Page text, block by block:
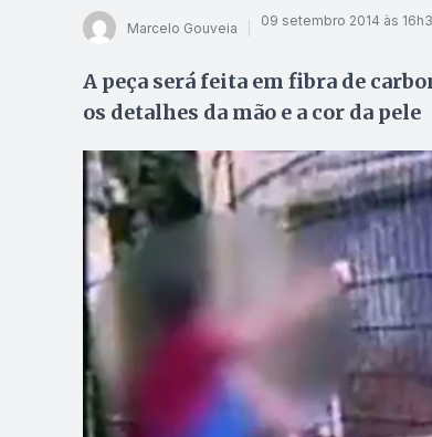
Marcelo Gouveia 09 setembro 2014 às
A peça será feita em fibra de
os detalhes da mão e a cor da pele